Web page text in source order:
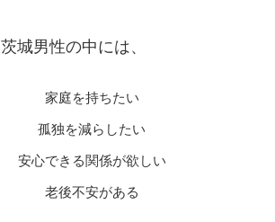
茨城男性の中には、
家庭を持ちたい
孤独を減らしたい
安心できる関係が欲しい
老後不安がある